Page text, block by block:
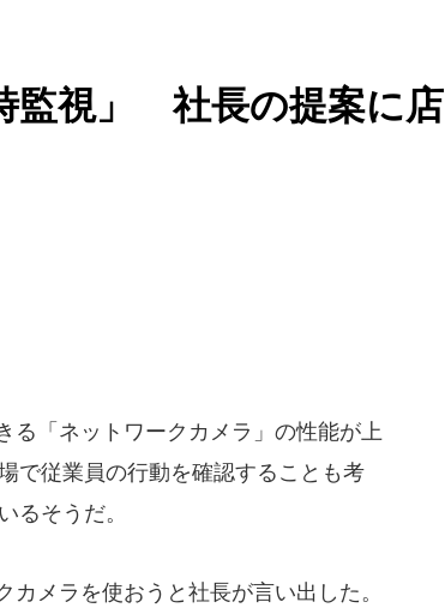
監視」 社長の提案に店
「ネットワークカメラ」の性能が上
で従業員の行動を確認することも考
るそうだ。
メラを使おうと社長が言い出した。